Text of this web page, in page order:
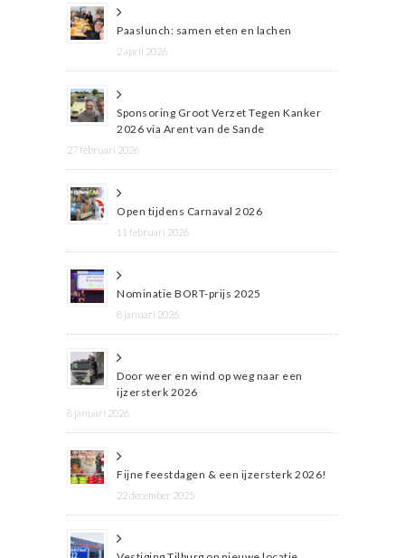
Paaslunch: samen eten en lachen
2 april 2026
Sponsoring Groot Verzet Tegen Kanker
2026 via Arent van de Sande
27 februari 2026
Open tijdens Carnaval 2026
11 februari 2026
Nominatie BORT-prijs 2025
8 januari 2026
Door weer en wind op weg naar een
ijzersterk 2026
8 januari 2026
Fijne feestdagen & een ijzersterk 2026!
22 december 2025